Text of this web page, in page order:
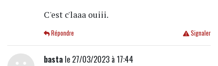
C'est c'laaa ouiii.
Signaler
Répondre
bastale 27/03/2023 à 17:44